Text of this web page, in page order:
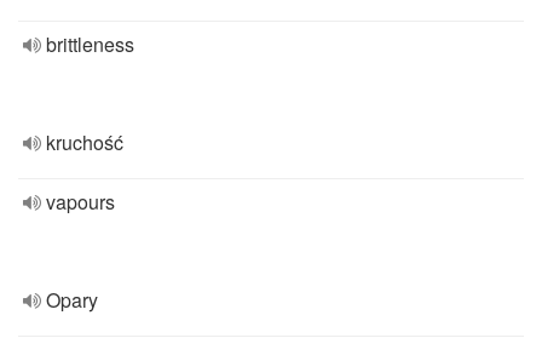
brittleness
kruchość
vapours
Opary